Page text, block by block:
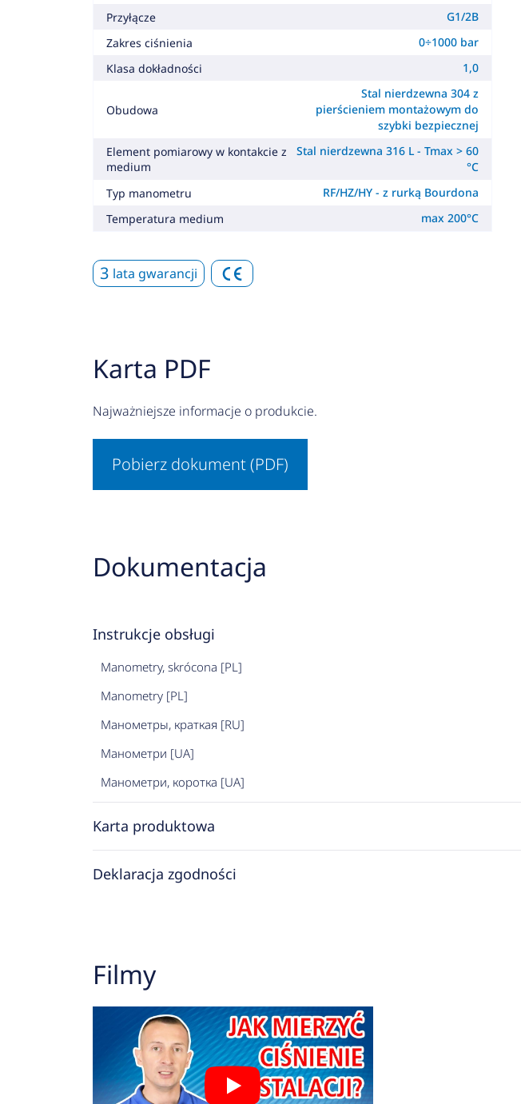
Przyłącze
G1/2B
Zakres ciśnienia
0÷1000 bar
Klasa dokładności
1,0
Obudowa
Stal nierdzewna 304 z
pierścieniem montażowym do
szybki bezpiecznej
Element pomiarowy w kontakcie z
medium
Stal nierdzewna 316 L - Tmax > 60
°C
Typ manometru
RF/HZ/HY - z rurką Bourdona
Temperatura medium
max 200°C
3 lata gwarancji
Karta PDF
Najważniejsze informacje o produkcie.
Pobierz dokument (PDF)
Dokumentacja
Instrukcje obsługi
Manometry, skrócona [PL]
Manometry [PL]
Манометры, краткая [RU]
Манометри [UA]
Манометри, коротка [UA]
Karta produktowa
Deklaracja zgodności
Filmy